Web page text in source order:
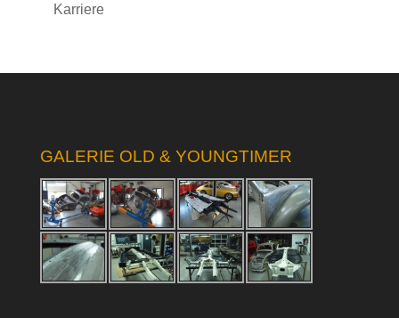
Karriere
GALERIE OLD & YOUNGTIMER